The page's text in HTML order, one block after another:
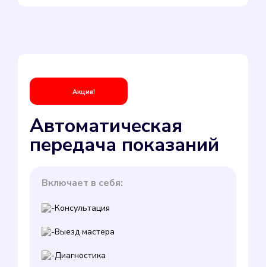
Акция!
Автоматическая
передача показаний
Включает в себя:
Консультация
Выезд мастера
Диагностика